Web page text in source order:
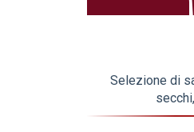
Selezione di